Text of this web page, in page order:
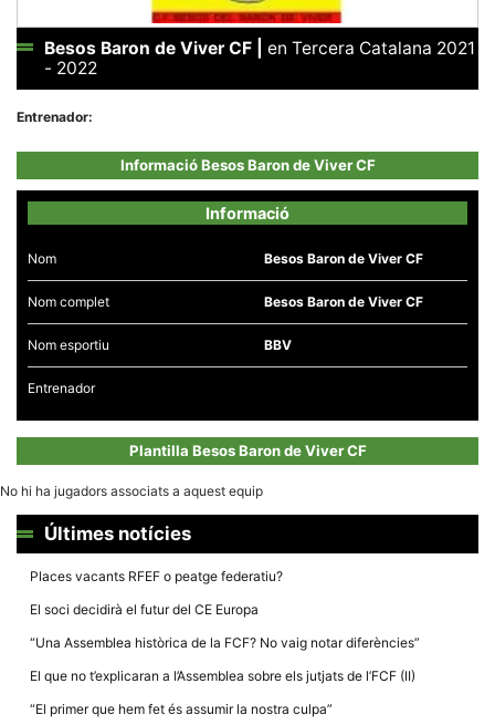
Besos Baron de Viver CF
en Tercera Catalana 2021
- 2022
Entrenador:
Informació Besos Baron de Viver CF
Informació
Nom Besos Baron de Viver CF
Nom complet Besos Baron de Viver CF
Nom esportiu BBV
Entrenador
Plantilla Besos Baron de Viver CF
No hi ha jugadors associats a aquest equip
Últimes notícies
Places vacants RFEF o peatge federatiu?
El soci decidirà el futur del CE Europa
“Una Assemblea històrica de la FCF? No vaig notar diferències”
El que no t’explicaran a l’Assemblea sobre els jutjats de l’FCF (II)
“El primer que hem fet és assumir la nostra culpa”
Aquestes
cookies no
són
opcionals,
són
funcionament
tècnic de la
web.
Estadístiques
estadístiques
de manera
anònima d'ús
del lloc web
i la seva
Alguns
tècnics del
emmagatzemen